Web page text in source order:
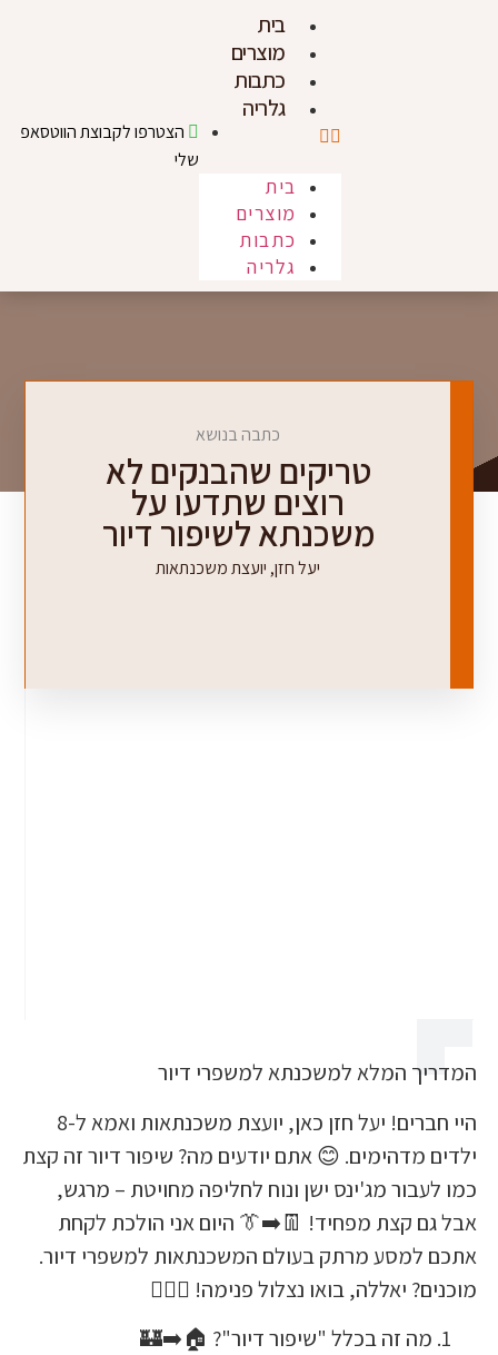
מוצרים
כתבות
גלריה
מוצרים
כתבות
גלריה
הצטרפו לקבוצת הווטסאפ
כתבה בנושא
טריקים שהבנקים לא
רוצים שתדעו על
משכנתא לשיפור דיור
יעל חזן, יועצת משכנתאות
המלא למשכנתא למשפרי דיור
היי חברים! יעל חזן כאן, יועצת משכנתאות ואמא ל-8
מדהימים. 😊 אתם יודעים מה? שיפור דיור זה קצת
מג'ינס ישן ונוח לחליפה מחויטת – מרגש,
קצת מפחיד! 👖➡️👔 היום אני הולכת לקחת
מרתק בעולם המשכנתאות למשפרי דיור.
יאללה, בואו נצלול פנימה! 🏊‍♂️💦
זה בכלל "שיפור דיור"? 🏠➡️🏰